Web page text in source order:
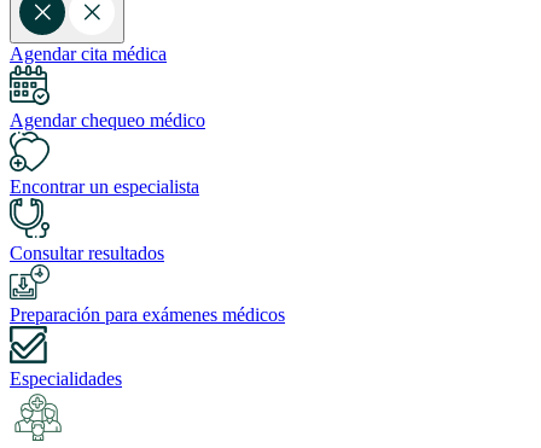
Agendar cita médica
Agendar chequeo médico
Encontrar un especialista
Consultar resultados
Preparación para exámenes médicos
Especialidades